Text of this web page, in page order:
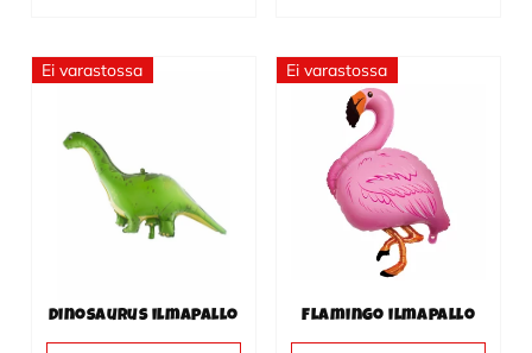
Ei varastossa
Dinosaurus ilmapallo
Ei varastossa
Flamingo ilmapallo